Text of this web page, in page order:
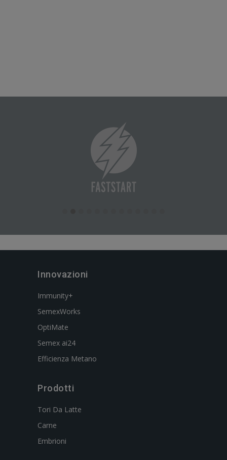
Innovazioni
Immunity+
SemexWorks
OptiMate
Semex ai24
Efficienza Metano
Prodotti
Tori Da Latte
Carne
Embrioni